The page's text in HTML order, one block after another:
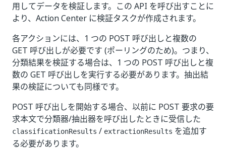
用してデータを検証します。この API を呼び出すことに
より、Action Center に検証タスクが作成されます。
各アクションには、1 つの POST 呼び出しと複数の
GET 呼び出しが必要です (ポーリングのため)。つまり、
分類結果を検証する場合は、1 つの POST 呼び出しと複
数の GET 呼び出しを実行する必要があります。抽出結
果の検証についても同様です。
POST 呼び出しを開始する場合、以前に POST 要求の要
求本文で分類器/抽出器を呼び出したときに受信した
classificationResults / extractionResults を追加す
る必要があります。